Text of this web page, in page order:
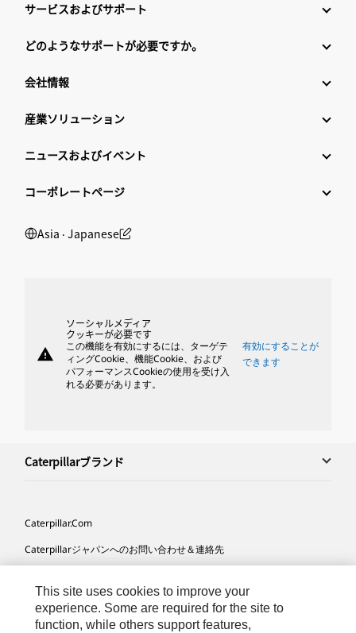
サービスおよびサポート
どのようなサポートが必要ですか。
会社情報
産業ソリューション
ニュースおよびイベント
コーポレートページ
Asia ‧ Japanese
warning
ソーシャルメディア
クッキーが必要です
この機能を有効にするには、ターゲテ
ィングCookie、機能Cookie、および
パフォーマンスCookieの使用を受け入
れる必要があります。
有効にすることが
できます
Caterpillarブランド
Caterpillar.com
Caterpillarジャパンへのお問い合わせ＆連絡先
サイト･マップ
Cookie Settings
This site uses cookies to improve your
experience. Some are required for the site to
function, while others support features,